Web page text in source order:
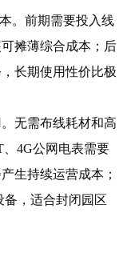
。前期需要投入线
摊薄综合成本；后
长期使用性价比极
无需布线耗材和高
4G公网电表需要
生持续运营成本；
备，适合封闭园区